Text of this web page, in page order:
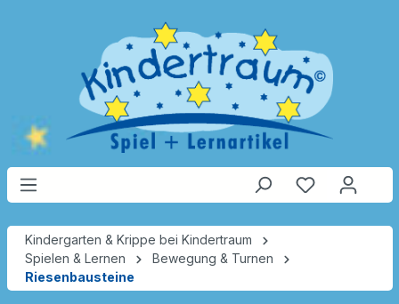
Kindergarten & Krippe bei Kindertraum
Spielen & Lernen
Bewegung & Turnen
Riesenbausteine